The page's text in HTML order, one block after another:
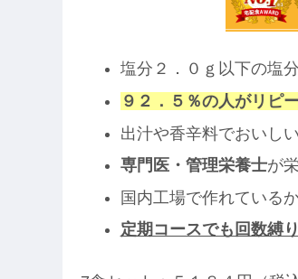
塩分２．０ｇ以下の塩
９２．５％の人がリピ
出汁や香辛料でおいし
専門医・管理栄養士が
国内工場で作れている
定期コースでも回数縛